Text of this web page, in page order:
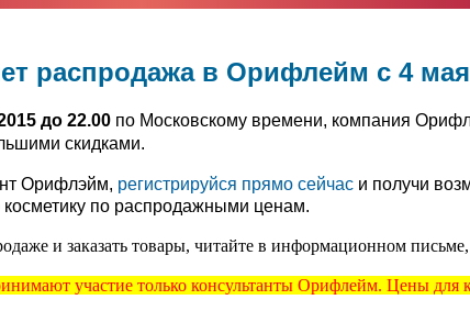
распродажа в Орифлейм c 4
до 22.00 по Московскому времени, компания
скидками.
Орифлэйм, регистрируйся прямо сейчас и получи
косметику по распродажными ценам.
и заказать товары, читайте в информационном письме,
участие только консультанты Орифлейм. Цены для